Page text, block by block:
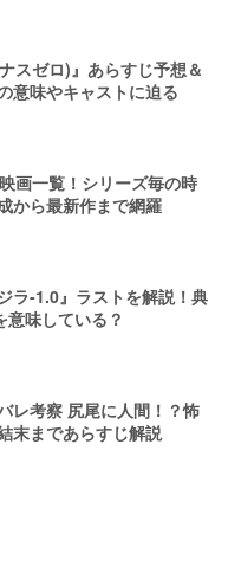
スゼロ)』あらすじ予想＆
意味やキャストに迫る
画一覧！シリーズ毎の時
から最新作まで網羅
ラ-1.0』ラストを解説！典
味している？
レ考察 尻尾に人間！？怖
末まであらすじ解説